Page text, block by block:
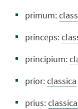
primum:
princeps:
principium:
prior:classica
prius:classica